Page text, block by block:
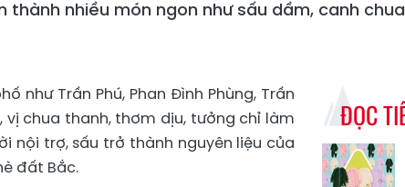
nhiều món ngon như sấu dầm, canh
như Trần Phú, Phan Đình Phùng, Trần
vị chua thanh, thơm dịu, tưởng chỉ làm
nội trợ, sấu trở thành nguyên liệu của
đất Bắc.
ĐỌC